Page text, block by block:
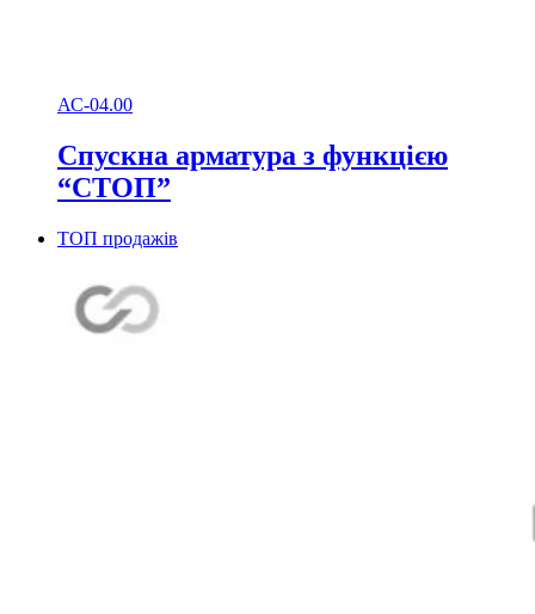
АС-04.00
Спускна арматура з функцією
“СТОП”
ТОП продажів